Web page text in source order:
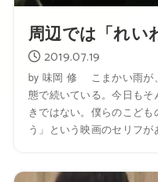
周辺では「れい
2019.07.19
by 味岡 修 こまかい雨が
態で続いている。今日も
きではない。僕らのこど
う」という映画のセリフ